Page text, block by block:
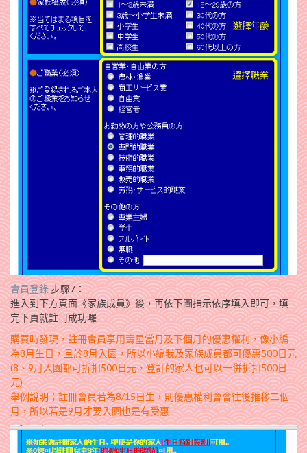
會員登錄步驟7：
進入到下方頁面《家族成員》後，再依下圖指示依序填入即可，填
完下頁就註冊成功囉
購買時發現，註冊會員享用壽星當月及下個月的優惠權利，像小編
為8月生日，且於8月入園，所以小編我及家族成員都可優惠500日元
(8、9月入園都可折扣500日元，登計的家人也可以一併折扣500日
元)
舉例說明；註冊會員若為8/15日生，則優惠權利會會往後推移二個
月，所以若是9月才要入園也是有受惠